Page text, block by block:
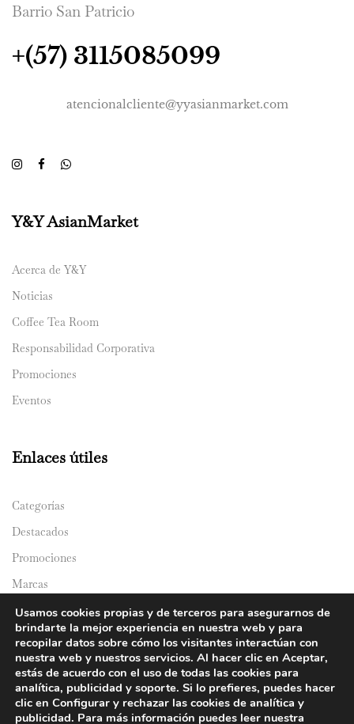
Barrio San Patricio
+(57) 3115085099
atencionalcliente@yyasianmarket.com
Y&Y AsianMarket
Acerca de Y&Y
Noticias
Coffee Tea Room
Responsabilidad Corporativa
Promociones
Eventos
Enlaces útiles
Categorías
Destacados
Promociones
Marcas
Catálogos
Domicilios
Usamos cookies propias y de terceros para asegurarnos de
brindarte la mejor experiencia en nuestra web y para
recopilar datos sobre cómo los visitantes interactúan con
nuestra web y nuestros servicios. Al hacer clic en Aceptar,
estás de acuerdo con el uso de todas las cookies para
analítica, publicidad y soporte. Si lo prefieres, puedes hacer
clic en Configurar y rechazar las cookies de analítica y
publicidad. Para más información puedes leer nuestra